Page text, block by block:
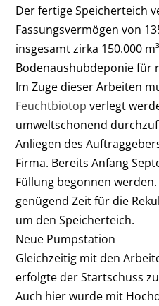
Der fertige Speicherteich
Fassungsvermögen von
insgesamt zirka 150.000
Bodenaushubdeponie für
Im Zuge dieser Arbeiten
Feuchtbiotop verlegt
umweltschonend
Anliegen des
Firma. Bereits Anfang
Füllung begonnen
genügend Zeit für die
um den Speicherteich.
Neue Pumpstation
Gleichzeitig mit den
erfolgte der Startschuss
Auch hier wurde mit